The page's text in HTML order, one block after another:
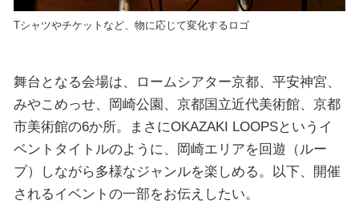
Tシャツやチケットなど、物に応じて変化するロゴ
舞台となる会場は、ロームシアター京都、平安神宮、
みやこめっせ、岡崎公園、京都国立近代美術館、京都
市美術館の6か所。まさにOKAZAKI LOOPSというイ
ベントタイトルのように、岡崎エリアを回遊（ルー
プ）しながら多様なジャンルを楽しめる。以下、開催
されるイベントの一部をお伝えしたい。